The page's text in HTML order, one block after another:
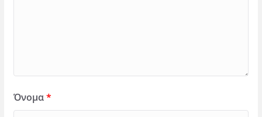
Όνομα*